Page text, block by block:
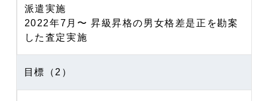
派遣実施
2022年7月〜 昇級昇格の男女格差是正を勘案
した査定実施
目標（2）